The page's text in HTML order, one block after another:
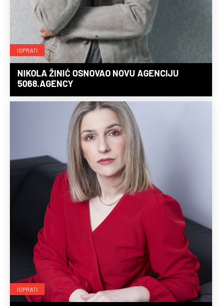
ISPRATI
NIKOLA ŽINIĆ OSNOVAO NOVU AGENCIJU
5068.AGENCY
ISPRATI